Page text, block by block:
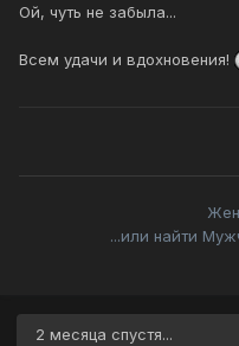
Ой, чуть не забыла...
Всем удачи и вдохновения!
...или найти
2 месяца спустя...